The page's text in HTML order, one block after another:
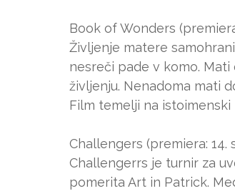
Book of Wonders
Življenje matere
nesreči pade v komo.
življenju. Nenadoma mati
Film temelji na istoimenski
Challengers (premiera: 14.
Challengerrs je turnir za
pomerita Art in Patrick.